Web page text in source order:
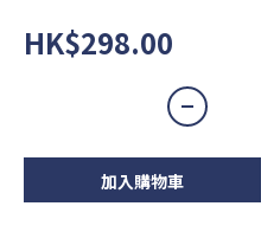
HK$298.00
加入購物車